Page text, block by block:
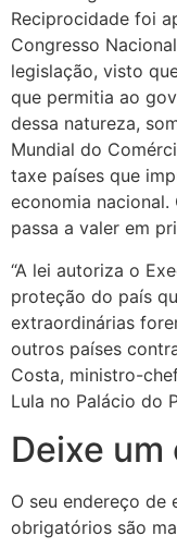
Reciprocidade foi
Congresso
legislação, visto
que permitia ao
dessa natureza,
Mundial do
taxe países que
economia nacional.
passa a valer em
“A lei autoriza o
proteção do país
extraordinárias
outros países
Costa, ministro-
Lula no Palácio do
Deixe
O seu endereço de
obrigatórios são